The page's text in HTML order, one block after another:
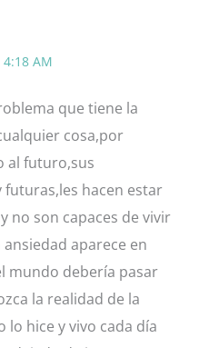
4:18 AM
que tiene la
cosa,por
al futuro,sus
futuras,les hacen estar
no son capaces de vivir
aparece en
mundo debería pasar
la realidad de la
lo hice y vivo cada día